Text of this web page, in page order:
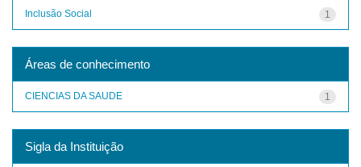
1
Inclusão Social
Áreas de conhecimento
1
CIENCIAS DA SAUDE
Sigla da Instituição